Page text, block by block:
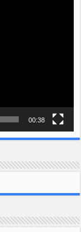
00:38